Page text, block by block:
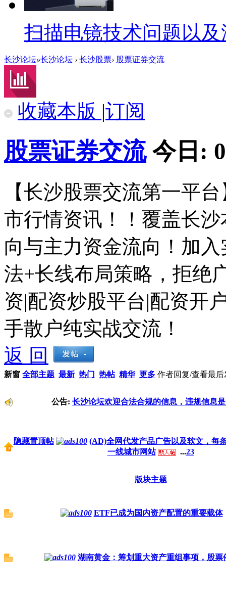
扫描电镜技术问题以
长沙论坛»长沙论坛 › 长沙股票› 股票证券交流
收藏本版 |订阅
股票证券交流 今日: 0
【长沙股票交流第一平
市行情资讯！！覆盖长
向与主力资金流向！加
法+长线布局策略，拒绝
资|配资炒股平台|配资开
手散户纯实战交流！
返 回
新窗 全部主题 最新 热门 热帖 精华 更多 作者回复/查看最后
公告: 长沙论坛欢迎合法合规的信息，违规信息
隐藏置顶帖
(AD)全网代发产品广告以及软文，每
一线城市网站
...23
版块主题
ETF已成为国内资产配置的重要载体
湖南黄金：筹划重大资产重组事项，股票